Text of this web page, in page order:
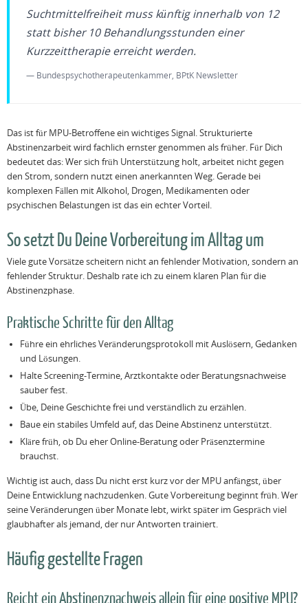
Suchtmittelfreiheit muss künftig innerhalb von 12
statt bisher 10 Behandlungsstunden einer
Kurzzeittherapie erreicht werden.
— Bundespsychotherapeutenkammer, BPtK Newsletter
Das ist für MPU-Betroffene ein wichtiges Signal. Strukturierte
Abstinenzarbeit wird fachlich ernster genommen als früher. Für Dich
bedeutet das: Wer sich früh Unterstützung holt, arbeitet nicht gegen
den Strom, sondern nutzt einen anerkannten Weg. Gerade bei
komplexen Fällen mit Alkohol, Drogen, Medikamenten oder
psychischen Belastungen ist das ein echter Vorteil.
So setzt Du Deine Vorbereitung im Alltag um
Viele gute Vorsätze scheitern nicht an fehlender Motivation, sondern an
fehlender Struktur. Deshalb rate ich zu einem klaren Plan für die
Abstinenzphase.
Praktische Schritte für den Alltag
Führe ein ehrliches Veränderungsprotokoll mit Auslösern, Gedanken
und Lösungen.
Halte Screening-Termine, Arztkontakte oder Beratungsnachweise
sauber fest.
Übe, Deine Geschichte frei und verständlich zu erzählen.
Baue ein stabiles Umfeld auf, das Deine Abstinenz unterstützt.
Kläre früh, ob Du eher Online-Beratung oder Präsenztermine
brauchst.
Wichtig ist auch, dass Du nicht erst kurz vor der MPU anfängst, über
Deine Entwicklung nachzudenken. Gute Vorbereitung beginnt früh. Wer
seine Veränderungen über Monate lebt, wirkt später im Gespräch viel
glaubhafter als jemand, der nur Antworten trainiert.
Häufig gestellte Fragen
Reicht ein Abstinenznachweis allein für eine positive MPU?